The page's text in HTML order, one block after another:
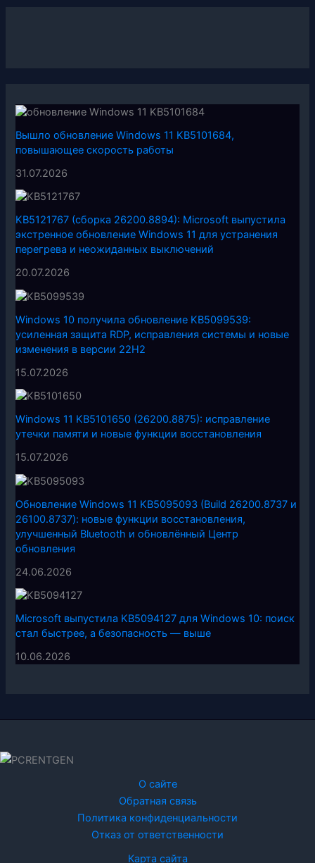
Вышло обновление Windows 11 KB5101684,
повышающее скорость работы
31.07.2026
KB5121767 (сборка 26200.8894): Microsoft выпустила
экстренное обновление Windows 11 для устранения
перегрева и неожиданных выключений
20.07.2026
Windows 10 получила обновление KB5099539:
усиленная защита RDP, исправления системы и новые
изменения в версии 22H2
15.07.2026
Windows 11 KB5101650 (26200.8875): исправление
утечки памяти и новые функции восстановления
15.07.2026
Обновление Windows 11 KB5095093 (Build 26200.8737 и
26100.8737): новые функции восстановления,
улучшенный Bluetooth и обновлённый Центр
обновления
24.06.2026
Microsoft выпустила KB5094127 для Windows 10: поиск
стал быстрее, а безопасность — выше
10.06.2026
О сайте
Обратная связь
Политика конфиденциальности
Отказ от ответственности
Карта сайта